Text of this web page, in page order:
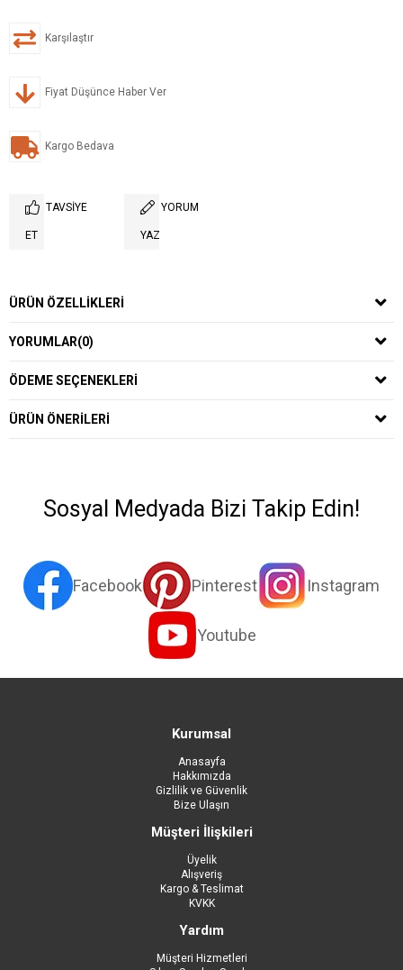
Karşılaştır
Fiyat Düşünce Haber Ver
Kargo Bedava
TAVSIYE
ET
YORUM
YAZ
ÜRÜN ÖZELLIKLERI
YORUMLAR(0)
ÖDEME SEÇENEKLERI
ÜRÜN ÖNERILERI
Sosyal Medyada Bizi Takip Edin!
Facebook Pinterest Instagram
Youtube
Kurumsal
Anasayfa
Hakkımızda
Gizlilik ve Güvenlik
Bize Ulaşın
Müşteri İlişkileri
Üyelik
Alışveriş
Kargo & Teslimat
KVKK
Yardım
Müşteri Hizmetleri